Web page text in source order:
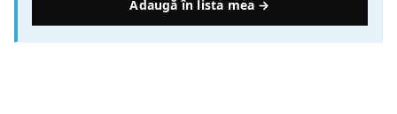
Adaugă în lista mea →